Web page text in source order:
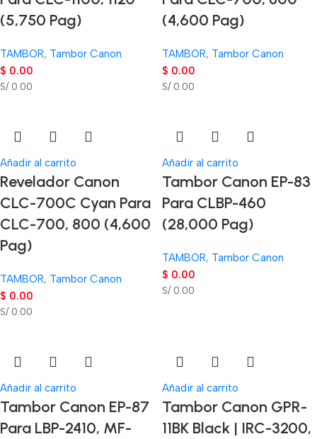
(5,750 Pag)
TAMBOR, Tambor Canon
$ 0.00
S/ 0.00
(4,600 Pag)
TAMBOR, Tambor Canon
$ 0.00
S/ 0.00
Añadir al carrito
Revelador Canon
CLC-700C Cyan Para
CLC-700, 800 (4,600
Pag)
TAMBOR, Tambor Canon
$ 0.00
S/ 0.00
Añadir al carrito
Tambor Canon EP-83
Para CLBP-460
(28,000 Pag)
TAMBOR, Tambor Canon
$ 0.00
S/ 0.00
Añadir al carrito
Tambor Canon EP-87
Para LBP-2410, MF-
Añadir al carrito
Tambor Canon GPR-
11BK Black | IRC-3200,